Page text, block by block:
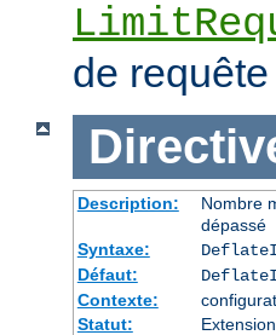
de
Description:
Nombre
dépassé
Syntaxe:
Défaut:
Contexte:
Statut:
Extension